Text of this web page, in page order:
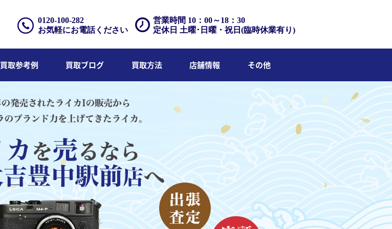
営業時間 10：00～18：30
定休日 土曜･日曜・祝日(臨時休業有り)
0120-100-282
お気軽にお電話ください
買取参考例 買取ブログ 買取方法 店舗情報 その他